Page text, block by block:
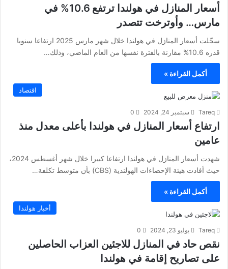
أسعار المنازل في هولندا ترتفع 10.6% في
مارس… وأوترخت تتصدر
سجّلت أسعار المنازل في هولندا خلال شهر مارس 2025 ارتفاعا سنويا
قدره 10.6% مقارنة بالفترة نفسها من العام الماضي، وذلك…
أكمل القراءة »
اقتصاد
Tareq سبتمبر 24, 2024 0
ارتفاع أسعار المنازل في هولندا بأعلى معدل منذ
عامين
شهدت أسعار المنازل في هولندا ارتفاعا كبيرا خلال شهر أغسطس 2024،
حيث أفادت هيئة الإحصاءات الهولندية (CBS) بأن متوسط تكلفة…
أكمل القراءة »
أخبار هولندا
Tareq يوليو 23, 2024 0
نقص حاد في المنازل للاجئين العزاب الحاصلين
على تصاريح إقامة في هولندا